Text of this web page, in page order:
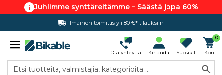
Juhlimme synttäreitämme – Säästä jopa 60%
Ota yhteyttä Kirjaudu Suosikit
0
Kori
Etsi tuotteita, valmistajia, kategorioita ...